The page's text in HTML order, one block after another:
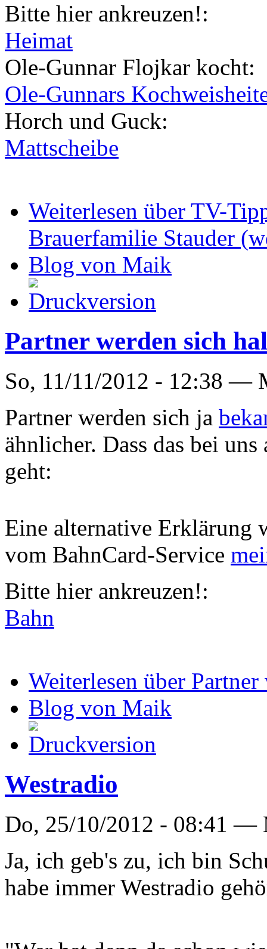
Bitte hier ankreuzen!:
Heimat
Ole-Gunnar Flojkar kocht:
Ole-Gunnars
Horch und Guck:
Mattscheibe
Weiterlesen über TV-
Brauerfamilie Stauder
Blog von Maik
Partner werden sich
So, 11/11/2012 - 12:38 —
Partner werden sich ja
ähnlicher. Dass das bei
geht:
Eine alternative Erklärung
vom BahnCard-Service
Bitte hier ankreuzen!:
Bahn
Weiterlesen über
Blog von Maik
Westradio
Do, 25/10/2012 - 08:41 —
Ja, ich geb's zu, ich bin
habe immer Westradio